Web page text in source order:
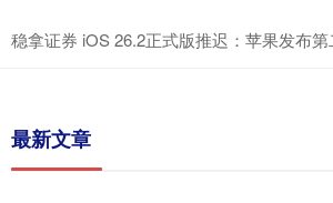
稳拿证券 iOS 26.2正式版推迟：苹果发布
最新文章